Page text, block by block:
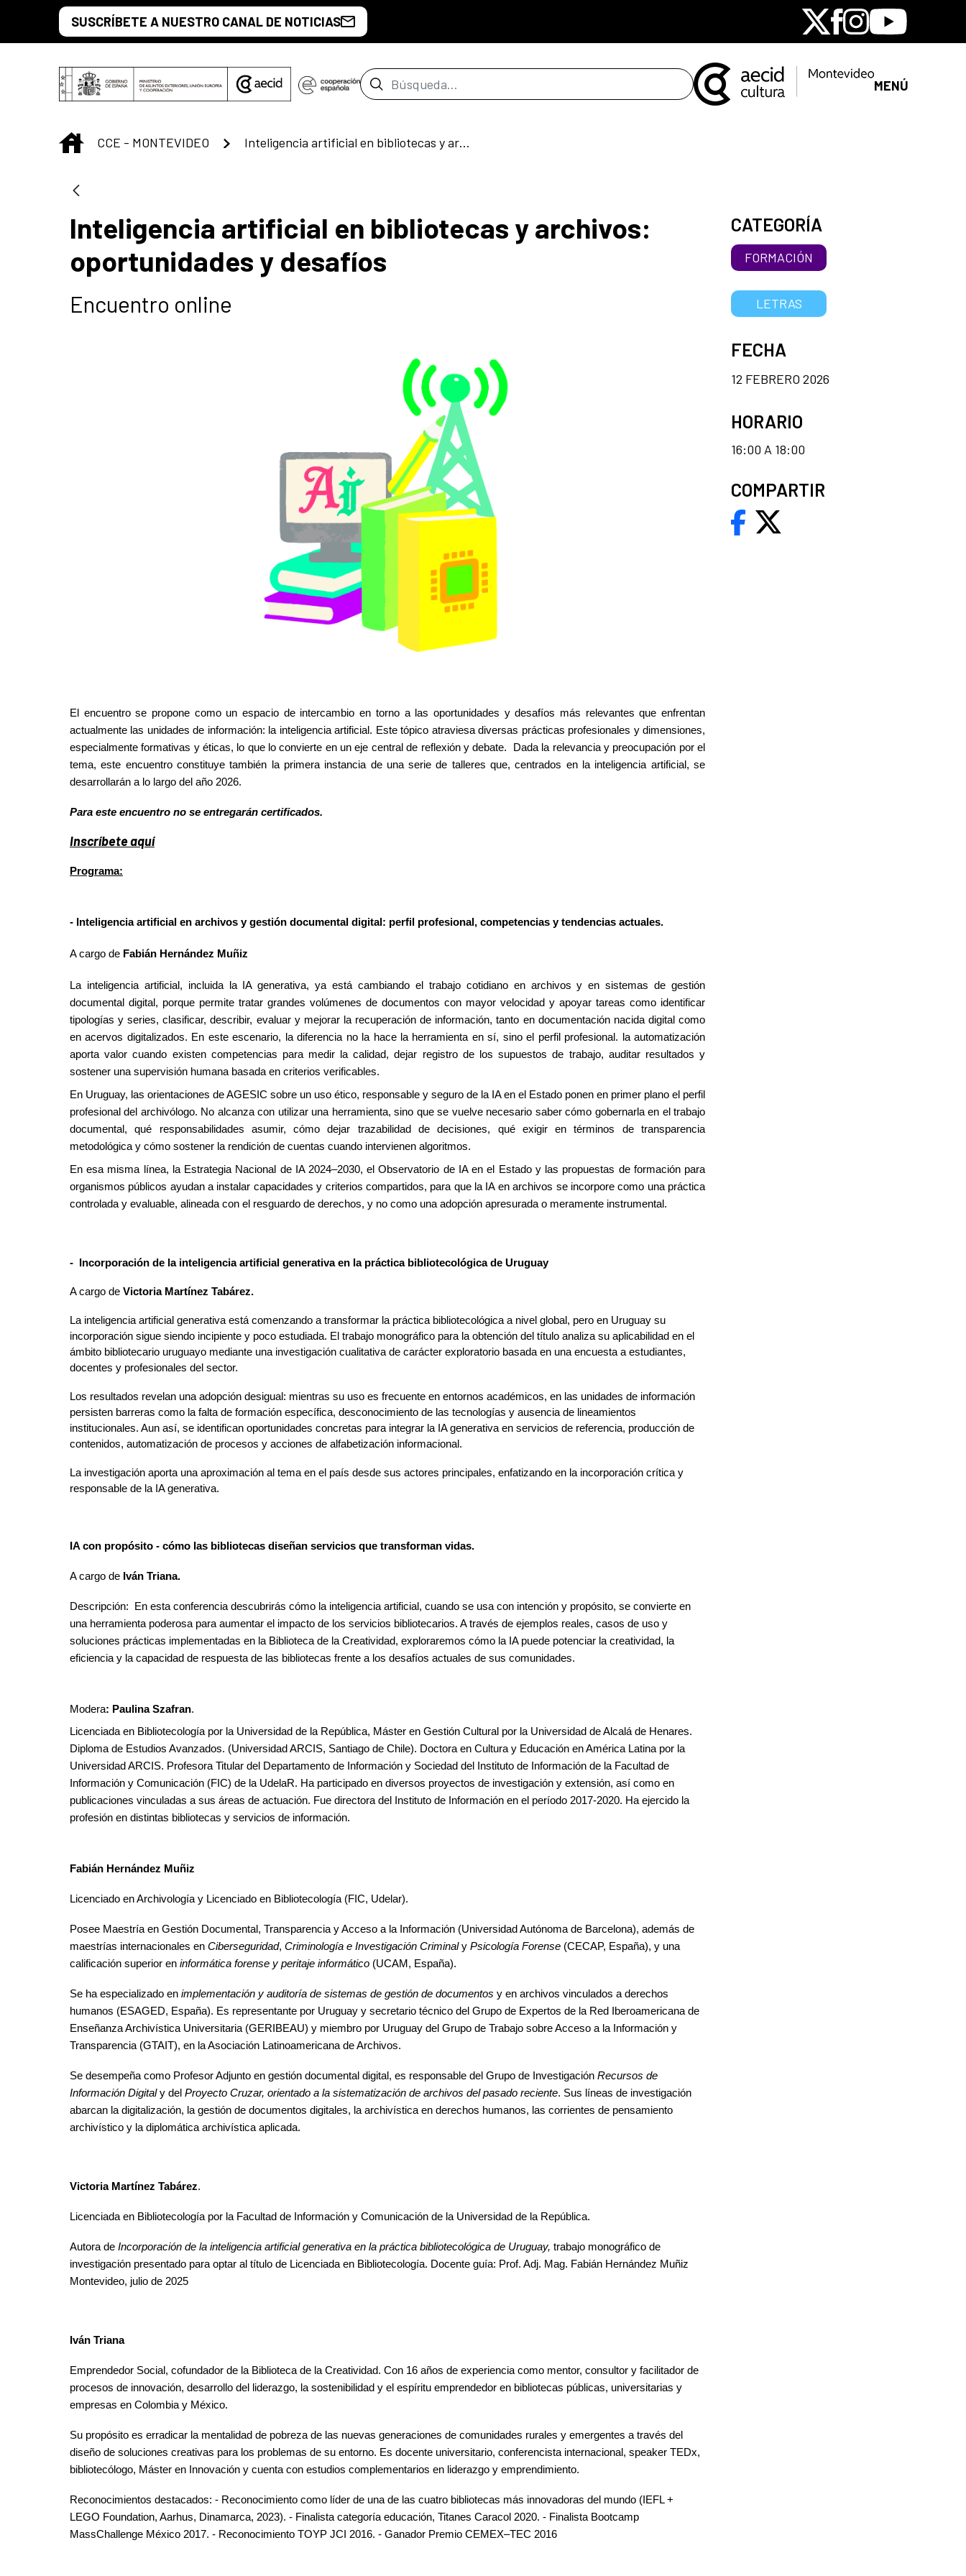
Saltar al contenido principal
SUSCRÍBETE A NUESTRO CANAL DE NOTICIAS X Facebook
Instagram
Youtube
Barra de búsqueda MENÚ
INICIO
CCE - MONTEVIDEO Inteligencia artificial en bibliotecas y archivos: oportunidades y desafíos
Inteligencia artificial en bibliotecas y archivos:
oportunidades y desafíos
Encuentro online
El encuentro se propone como un espacio de intercambio en torno a las oportunidades y desafíos más relevantes que enfrentan
actualmente las unidades de información: la inteligencia artificial. Este tópico atraviesa diversas prácticas profesionales y dimensiones,
especialmente formativas y éticas, lo que lo convierte en un eje central de reflexión y debate. Dada la relevancia y preocupación por el
tema, este encuentro constituye también la primera instancia de una serie de talleres que, centrados en la inteligencia artificial, se
desarrollarán a lo largo del año 2026.
Para este encuentro no se entregarán certificados.
Inscríbete aquí
Programa:
- Inteligencia artificial en archivos y gestión documental digital: perfil profesional, competencias y tendencias actuales.
A cargo de Fabián Hernández Muñiz
La inteligencia artificial, incluida la IA generativa, ya está cambiando el trabajo cotidiano en archivos y en sistemas de gestión
documental digital, porque permite tratar grandes volúmenes de documentos con mayor velocidad y apoyar tareas como identificar
tipologías y series, clasificar, describir, evaluar y mejorar la recuperación de información, tanto en documentación nacida digital como
en acervos digitalizados. En este escenario, la diferencia no la hace la herramienta en sí, sino el perfil profesional. la automatización
aporta valor cuando existen competencias para medir la calidad, dejar registro de los supuestos de trabajo, auditar resultados y
sostener una supervisión humana basada en criterios verificables.
En Uruguay, las orientaciones de AGESIC sobre un uso ético, responsable y seguro de la IA en el Estado ponen en primer plano el perfil
profesional del archivólogo. No alcanza con utilizar una herramienta, sino que se vuelve necesario saber cómo gobernarla en el trabajo
documental, qué responsabilidades asumir, cómo dejar trazabilidad de decisiones, qué exigir en términos de transparencia
metodológica y cómo sostener la rendición de cuentas cuando intervienen algoritmos.
En esa misma línea, la Estrategia Nacional de IA 2024–2030, el Observatorio de IA en el Estado y las propuestas de formación para
organismos públicos ayudan a instalar capacidades y criterios compartidos, para que la IA en archivos se incorpore como una práctica
controlada y evaluable, alineada con el resguardo de derechos, y no como una adopción apresurada o meramente instrumental.
- Incorporación de la inteligencia artificial generativa en la práctica bibliotecológica de Uruguay
A cargo de Victoria Martínez Tabárez.
La inteligencia artificial generativa está comenzando a transformar la práctica bibliotecológica a nivel global, pero en Uruguay su
incorporación sigue siendo incipiente y poco estudiada. El trabajo monográfico para la obtención del título analiza su aplicabilidad en el
ámbito bibliotecario uruguayo mediante una investigación cualitativa de carácter exploratorio basada en una encuesta a estudiantes,
docentes y profesionales del sector.
Los resultados revelan una adopción desigual: mientras su uso es frecuente en entornos académicos, en las unidades de información
persisten barreras como la falta de formación específica, desconocimiento de las tecnologías y ausencia de lineamientos
institucionales. Aun así, se identifican oportunidades concretas para integrar la IA generativa en servicios de referencia, producción de
contenidos, automatización de procesos y acciones de alfabetización informacional.
La investigación aporta una aproximación al tema en el país desde sus actores principales, enfatizando en la incorporación crítica y
responsable de la IA generativa.
IA con propósito - cómo las bibliotecas diseñan servicios que transforman vidas.
A cargo de Iván Triana.
Descripción: En esta conferencia descubrirás cómo la inteligencia artificial, cuando se usa con intención y propósito, se convierte en
una herramienta poderosa para aumentar el impacto de los servicios bibliotecarios. A través de ejemplos reales, casos de uso y
soluciones prácticas implementadas en la Biblioteca de la Creatividad, exploraremos cómo la IA puede potenciar la creatividad, la
eficiencia y la capacidad de respuesta de las bibliotecas frente a los desafíos actuales de sus comunidades.
Modera: Paulina Szafran.
Licenciada en Bibliotecología por la Universidad de la República, Máster en Gestión Cultural por la Universidad de Alcalá de Henares.
Diploma de Estudios Avanzados. (Universidad ARCIS, Santiago de Chile). Doctora en Cultura y Educación en América Latina por la
Universidad ARCIS. Profesora Titular del Departamento de Información y Sociedad del Instituto de Información de la Facultad de
Información y Comunicación (FIC) de la UdelaR. Ha participado en diversos proyectos de investigación y extensión, así como en
publicaciones vinculadas a sus áreas de actuación. Fue directora del Instituto de Información en el período 2017-2020. Ha ejercido la
profesión en distintas bibliotecas y servicios de información.
Fabián Hernández Muñiz
Licenciado en Archivología y Licenciado en Bibliotecología (FIC, Udelar).
Posee Maestría en Gestión Documental, Transparencia y Acceso a la Información (Universidad Autónoma de Barcelona), además de
maestrías internacionales en Ciberseguridad, Criminología e Investigación Criminaly Psicología Forense (CECAP, España), y una
calificación superior en informática forense y peritaje informático (UCAM, España).
Se ha especializado en implementación y auditoría de sistemas de gestión de documentos y en archivos vinculados a derechos
humanos (ESAGED, España). Es representante por Uruguay y secretario técnico del Grupo de Expertos de la Red Iberoamericana de
Enseñanza Archivística Universitaria (GERIBEAU) y miembro por Uruguay del Grupo de Trabajo sobre Acceso a la Información y
Transparencia (GTAIT), en la Asociación Latinoamericana de Archivos.
Se desempeña como Profesor Adjunto en gestión documental digital, es responsable del Grupo de Investigación Recursos de
Información Digitaly del Proyecto Cruzar, orientado a la sistematización de archivos del pasado reciente. Sus líneas de investigación
abarcan la digitalización, la gestión de documentos digitales, la archivística en derechos humanos, las corrientes de pensamiento
archivístico y la diplomática archivística aplicada.
Victoria Martínez Tabárez.
Licenciada en Bibliotecología por la Facultad de Información y Comunicación de la Universidad de la República.
Autora de Incorporación de la inteligencia artificial generativa en la práctica bibliotecológica de Uruguay, trabajo monográfico de
investigación presentado para optar al título de Licenciada en Bibliotecología. Docente guía: Prof. Adj. Mag. Fabián Hernández Muñiz
Montevideo, julio de 2025
Iván Triana
Emprendedor Social, cofundador de la Biblioteca de la Creatividad. Con 16 años de experiencia como mentor, consultor y facilitador de
procesos de innovación, desarrollo del liderazgo, la sostenibilidad y el espíritu emprendedor en bibliotecas públicas, universitarias y
empresas en Colombia y México.
Su propósito es erradicar la mentalidad de pobreza de las nuevas generaciones de comunidades rurales y emergentes a través del
diseño de soluciones creativas para los problemas de su entorno. Es docente universitario, conferencista internacional, speaker TEDx,
bibliotecólogo, Máster en Innovación y cuenta con estudios complementarios en liderazgo y emprendimiento.
Reconocimientos destacados: - Reconocimiento como líder de una de las cuatro bibliotecas más innovadoras del mundo (IEFL +
LEGO Foundation, Aarhus, Dinamarca, 2023). - Finalista categoría educación, Titanes Caracol 2020. - Finalista Bootcamp
MassChallenge México 2017. - Reconocimiento TOYP JCI 2016. - Ganador Premio CEMEX–TEC 2016
CATEGORÍA
FORMACIÓN
LETRAS
FECHA
12 FEBRERO 2026
HORARIO
16:00 A 18:00
COMPARTIR